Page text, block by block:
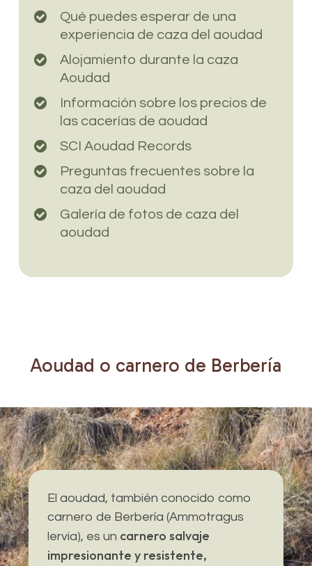
Qué puedes esperar de una
experiencia de caza del aoudad
Alojamiento durante la caza
Aoudad
Información sobre los precios de
las cacerías de aoudad
SCI Aoudad Records
Preguntas frecuentes sobre la
caza del aoudad
Galería de fotos de caza del
aoudad
Aoudad o carnero de Berbería
El aoudad, también conocido como
carnero de Berbería (Ammotragus
lervia), es un carnero salvaje
impresionante y resistente,